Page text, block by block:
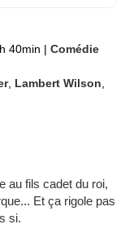
40min | Comédie
, Lambert Wilson,
au fils cadet du roi,
Et ça rigole pas
si.